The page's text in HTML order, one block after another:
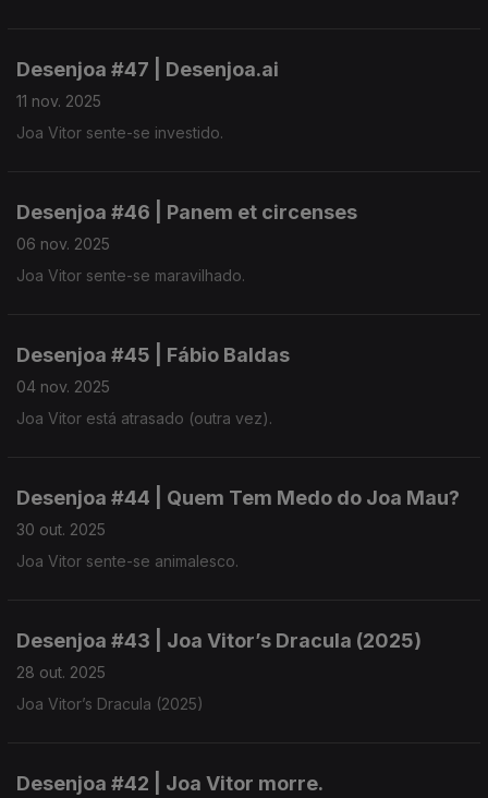
Desenjoa #47 | Desenjoa.ai
11 nov. 2025
Joa Vitor sente-se investido.
Desenjoa #46 | Panem et circenses
06 nov. 2025
Joa Vitor sente-se maravilhado.
Desenjoa #45 | Fábio Baldas
04 nov. 2025
Joa Vitor está atrasado (outra vez).
Desenjoa #44 | Quem Tem Medo do Joa Mau?
30 out. 2025
Joa Vitor sente-se animalesco.
Desenjoa #43 | Joa Vitor’s Dracula (2025)
28 out. 2025
Joa Vitor’s Dracula (2025)
Desenjoa #42 | Joa Vitor morre.